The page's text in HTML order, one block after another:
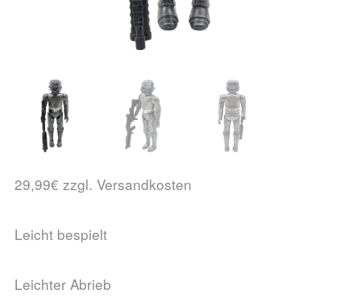
29,99€ zzgl. Versandkosten
Leicht bespielt
Leichter Abrieb